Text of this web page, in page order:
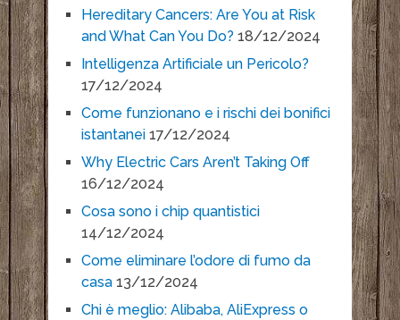
Hereditary Cancers: Are You at Risk
and What Can You Do? 18/12/2024
Intelligenza Artificiale un Pericolo?
17/12/2024
Come funzionano e i rischi dei bonifici
istantanei 17/12/2024
Why Electric Cars Aren’t Taking Off
16/12/2024
Cosa sono i chip quantistici
14/12/2024
Come eliminare l’odore di fumo da
casa 13/12/2024
Chi è meglio: Alibaba, AliExpress o